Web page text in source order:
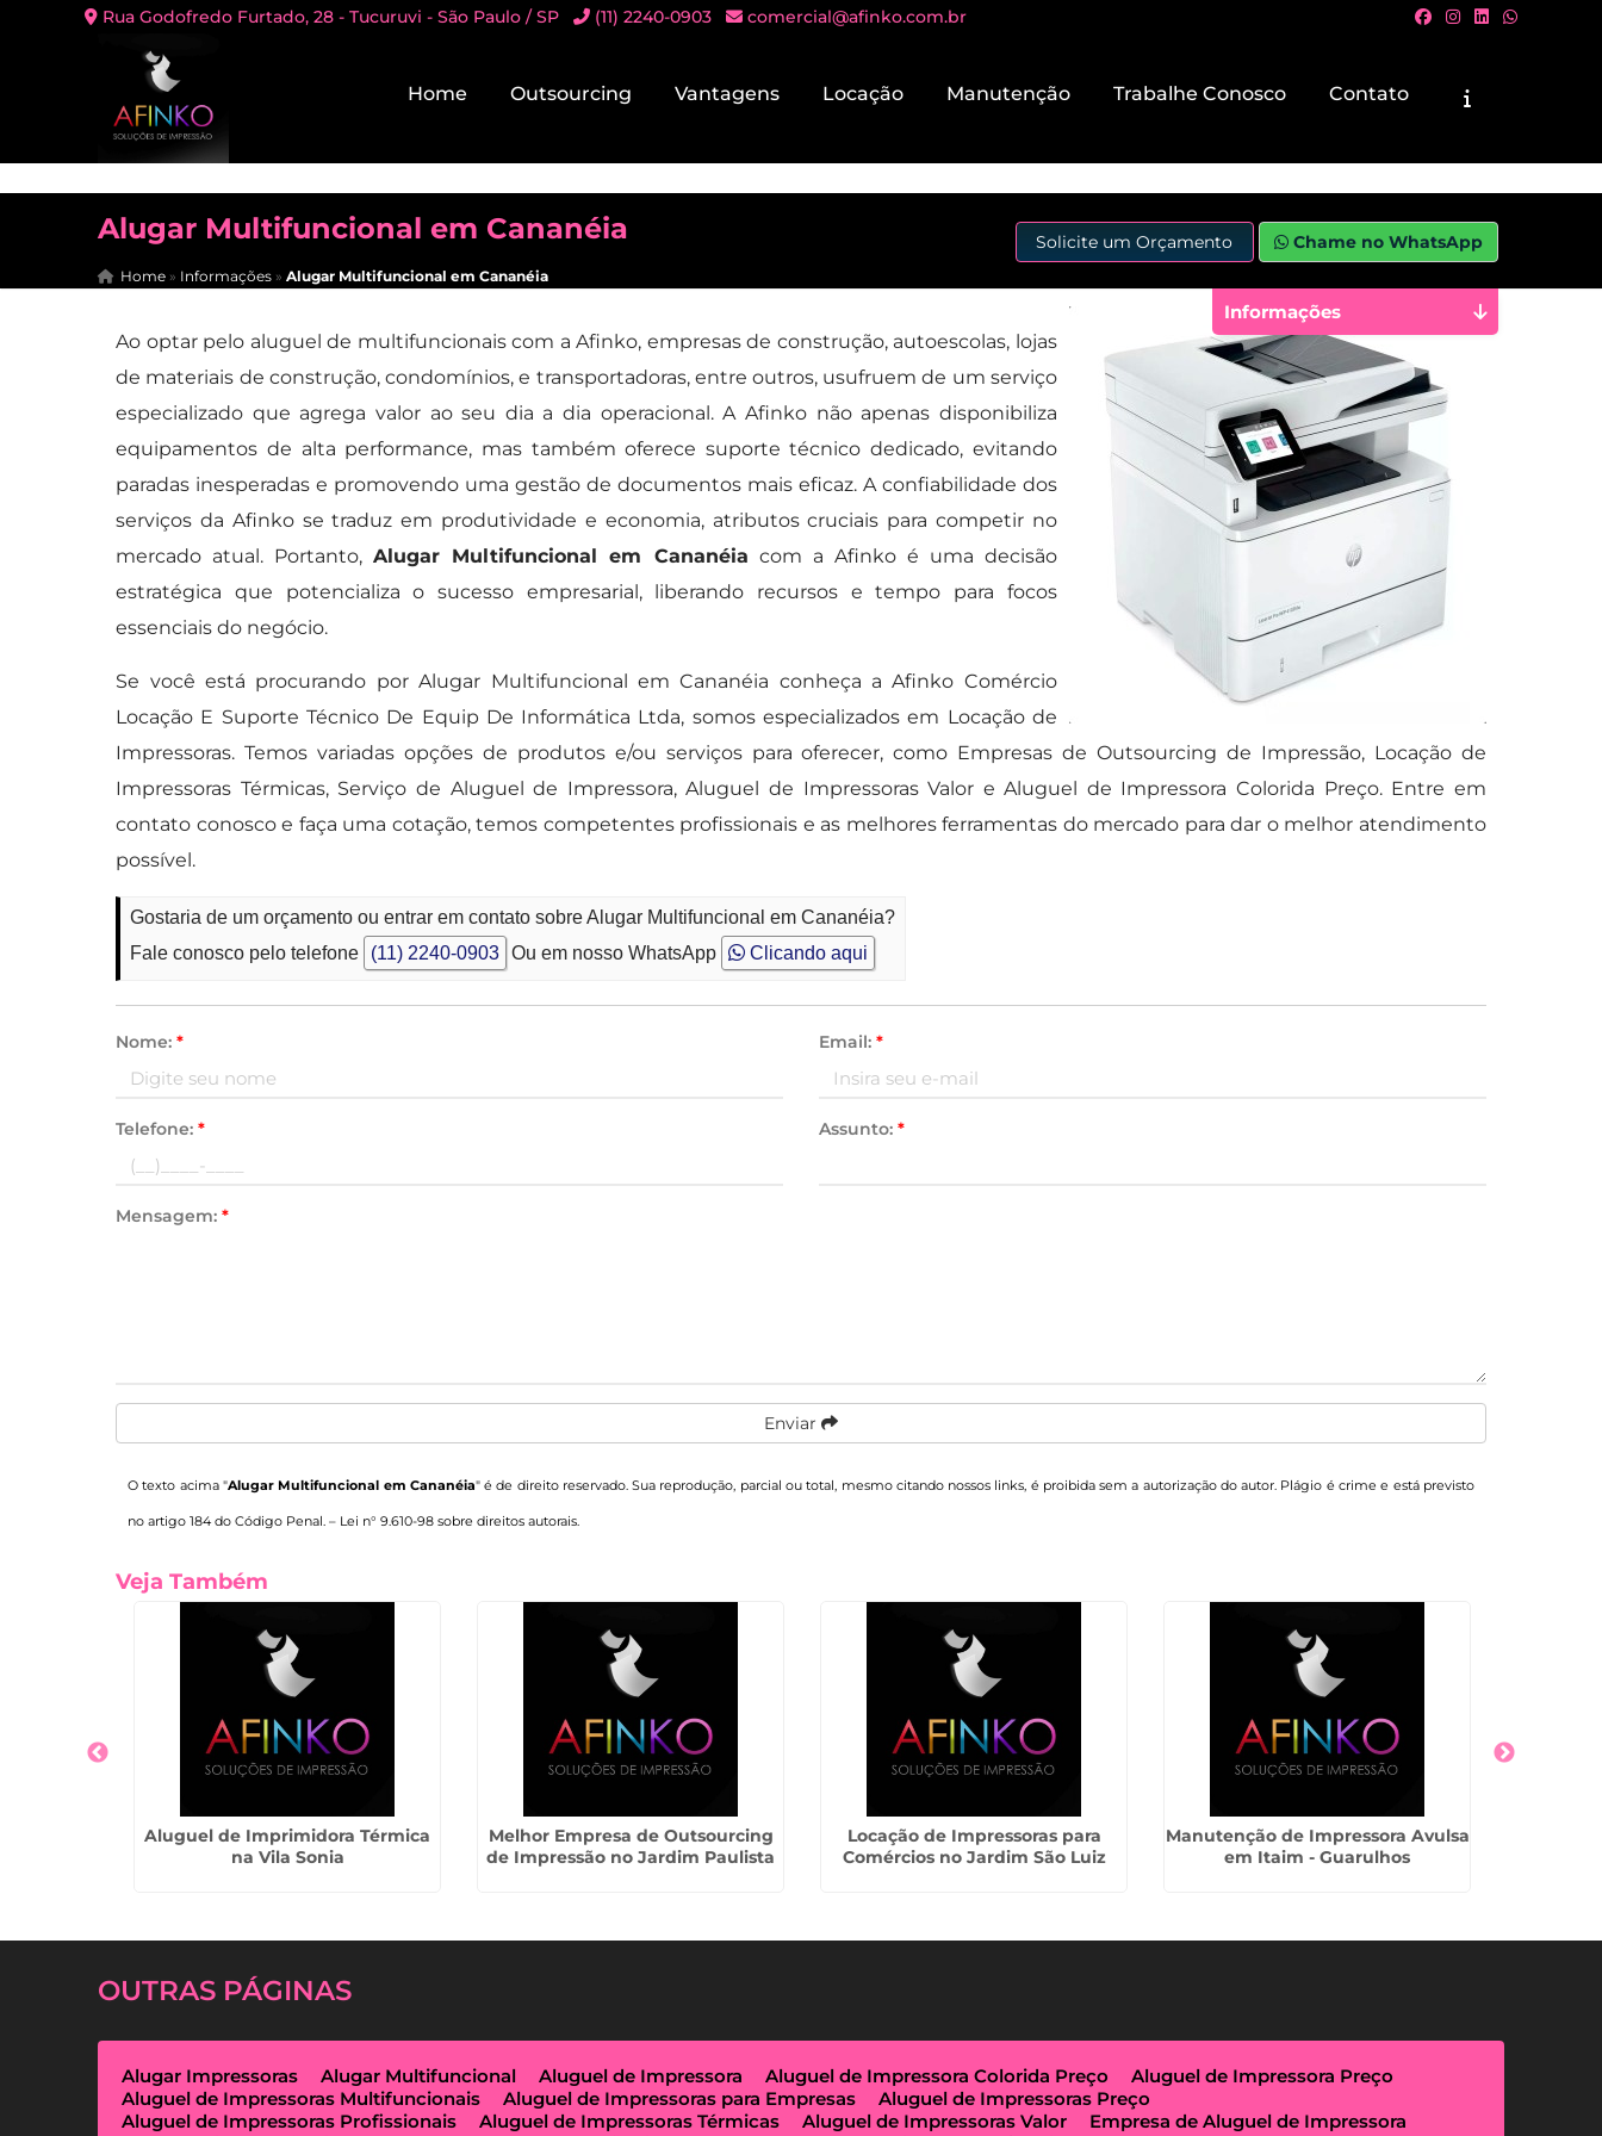
Rua Godofredo Furtado, 28 - Tucuruvi - São Paulo / SP (11) 2240-0903 comercial@afinko.com.br
Home Outsourcing Vantagens Locação Manutenção Trabalhe Conosco Contato
Alugar Multifuncional em Cananéia
Home » Informações »Alugar Multifuncional em Cananéia
Solicite um Orçamento Chame no WhatsApp
Ao optar pelo aluguel de multifuncionais com a Afinko, empresas de construção, autoescolas, lojas
de materiais de construção, condomínios, e transportadoras, entre outros, usufruem de um serviço
especializado que agrega valor ao seu dia a dia operacional. A Afinko não apenas disponibiliza
equipamentos de alta performance, mas também oferece suporte técnico dedicado, evitando
paradas inesperadas e promovendo uma gestão de documentos mais eficaz. A confiabilidade dos
serviços da Afinko se traduz em produtividade e economia, atributos cruciais para competir no
mercado atual. Portanto,Alugar Multifuncional em Cananéia com a Afinko é uma decisão
estratégica que potencializa o sucesso empresarial, liberando recursos e tempo para focos
essenciais do negócio.
Se você está procurando por Alugar Multifuncional em Cananéia conheça a Afinko Comércio
Locação E Suporte Técnico De Equip De Informática Ltda, somos especializados em Locação de
Impressoras. Temos variadas opções de produtos e/ou serviços para oferecer, como Empresas de Outsourcing de Impressão, Locação de
Impressoras Térmicas, Serviço de Aluguel de Impressora, Aluguel de Impressoras Valor e Aluguel de Impressora Colorida Preço. Entre em
contato conosco e faça uma cotação, temos competentes profissionais e as melhores ferramentas do mercado para dar o melhor atendimento
possível.
Gostaria de um orçamento ou entrar em contato sobre Alugar Multifuncional em Cananéia?
Fale conosco pelo telefone
(11) 2240-0903 Ou em nosso WhatsApp Clicando aqui
Nome:* Email: *
Telefone:* Assunto: *
Mensagem:*
Enviar
O texto acima "Alugar Multifuncional em Cananéia" é de direito reservado. Sua reprodução, parcial ou total, mesmo citando nossos links, é proibida sem a autorização do autor. Plágio é crime e está previsto
no artigo 184 do Código Penal. – Lei n° 9.610-98 sobre direitos autorais.
Informações
Veja Também
Aluguel de Imprimidora Térmica
na Vila Sonia
Melhor Empresa de Outsourcing
de Impressão no Jardim Paulista
Locação de Impressoras para
Comércios no Jardim São Luiz
Manutenção de Impressora Avulsa
em Itaim - Guarulhos
OUTRAS PÁGINAS
Alugar Impressoras Alugar Multifuncional Aluguel de Impressora Aluguel de Impressora Colorida Preço
Aluguel de Impressora Preço
Aluguel de Impressoras Multifuncionais
Aluguel de Impressoras para Empresas
Aluguel de Impressoras Preço
Aluguel de Impressoras Profissionais
Aluguel de Impressoras Térmicas Aluguel de Impressoras Valor
Empresa de Aluguel de Impressora